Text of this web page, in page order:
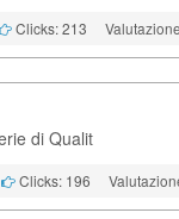
Clicks: 213
di Qualit
Clicks: 196